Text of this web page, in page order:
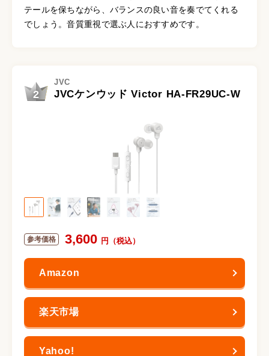
テールを保ちながら、バランスの良い音を奏でてくれる
でしょう。音質重視で選ぶ人におすすめです。
2
JVC
JVCケンウッド Victor HA-FR29UC-W
3,600